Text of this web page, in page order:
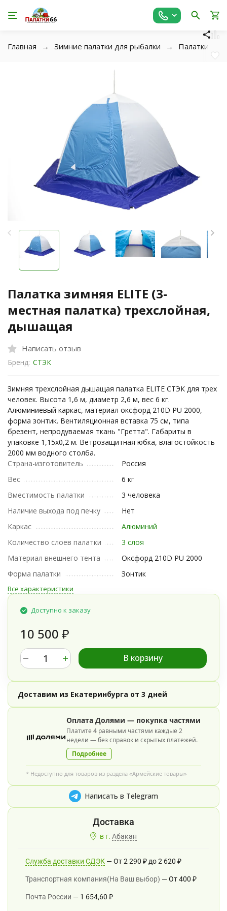
Главная Зимние палатки для рыбалки Палатки-
Палатка зимняя ELITE (3-
местная палатка) трехслойная,
дышащая
Написать отзыв
Бренд: СТЭК
Зимняя трехслойная дышащая палатка ELITE СТЭК для трех
человек. Высота 1,6 м, диаметр 2,6 м, вес 6 кг.
Алюминиевый каркас, материал оксфорд 210D PU 2000,
форма зонтик. Вентиляционная вставка 75 см, типа
брезент, непродуваемая ткань "Гретта". Габариты в
упаковке 1,15х0,2 м. Ветрозащитная юбка, влагостойкость
2000 мм водного столба.
Страна-изготовитель
Россия
Вес
6 кг
Вместимость палатки
3 человека
Наличие выхода под печку
Нет
Каркас
Алюминий
Количество слоев палатки
3 слоя
Материал внешнего тента
Оксфорд 210D PU 2000
Форма палатки
Зонтик
Все характеристики
Доступно к заказу
10 500 ₽
В корзину
Доставим из Екатеринбурга от 3 дней
Оплата Долями — покупка частями
Платите 4 равными частями каждые 2
недели — без справок и скрытых платежей.
Подробнее
* Недоступно для товаров из раздела «Армейские товары»
Написать в Telegram
в г. Абакан
Служба доставки СДЭК От 2 290 ₽ до 2 620 ₽
Транспортная компания(На Ваш выбор) От 400 ₽
Почта России 1 654,60 ₽